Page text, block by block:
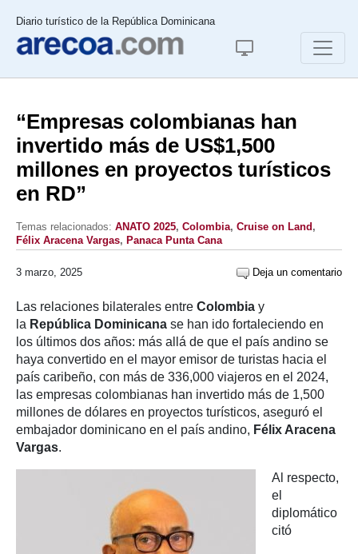
Diario turístico de la República Dominicana
“Empresas colombianas han
invertido más de US$1,500
millones en proyectos turísticos
en RD”
Temas relacionados: ANATO 2025, Colombia, Cruise on Land ,
Félix Aracena Vargas, Panaca Punta Cana
3 marzo, 2025 Deja un comentario
Las relaciones bilaterales entre Colombia y
la República Dominicana se han ido fortaleciendo en
los últimos dos años: más allá de que el país andino se
haya convertido en el mayor emisor de turistas hacia el
país caribeño, con más de 336,000 viajeros en el 2024,
las empresas colombianas han invertido más de 1,500
millones de dólares en proyectos turísticos, aseguró el
embajador dominicano en el país andino, Félix Aracena
Vargas.
Al respecto,
el
diplomático
citó